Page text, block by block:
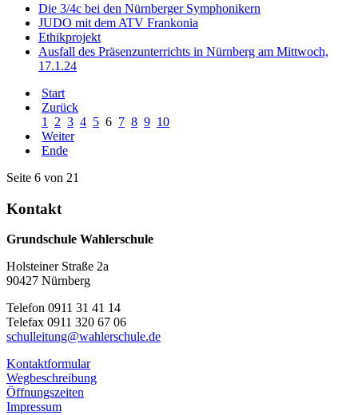
Die 3/4c bei den Nürnberger Symphonikern
JUDO mit dem ATV Frankonia
Ethikprojekt
Ausfall des Präsenzunterrichts in Nürnberg am Mittwoch,
17.1.24
Start
Zurück
1
2 3 4 5 6 7 8 9 10
Weiter
Ende
Seite 6 von 21
Kontakt
Grundschule Wahlerschule
Holsteiner Straße 2a
90427 Nürnberg
Telefon 0911 31 41 14
Telefax 0911 320 67 06
schulleitung@wahlerschule.de
Kontaktformular
Wegbeschreibung
Öffnungszeiten
Impressum